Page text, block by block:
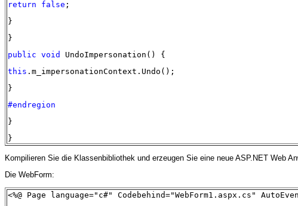
return
false ;
}
}
public void
UndoImpersonation() {
this .m_impersonationContext.Undo();
}
#endregion
}
}
Kompilieren Sie die Klassenbibliothek und erzeugen Sie eine neue ASP.NET Web
Die WebForm:
<%@ Page language="c#" Codebehind="WebForm1.aspx.cs"